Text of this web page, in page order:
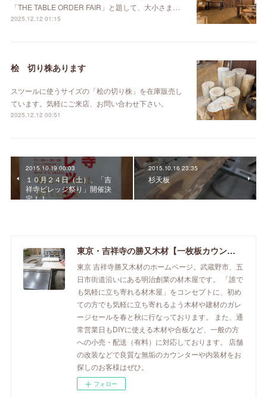
「THE TABLE ORDER FAIR」と題して、大小さま…
2025.12.12 01:15
桧 切り株あります
スツールに使うサイズの「桧の切り株」を在庫販売し
ています。気軽にご来店、お問い合わせ下さい。
2025.12.12 00:51
2015.10.19 00:03
１０月２４日（土）、「吉
祥寺ビレッジ祭り」開催決
定！！
2015.10.16 23:35
杉天板
東京・吉祥寺の勝又木材【一枚板カウンター】
東京 吉祥寺勝又木材のホームページ。武蔵野市、五
日市街道沿いにある明治創業の材木屋です。 「誰で
も気軽に立ち寄れる材木屋」をコンセプトに、初め
ての方でも気軽に立ち寄れるよう木材や建材のガレ
ージセールを春と秋に行なっております。 また、通
常営業日もDIYに使える木材や合板など、一般の方
への小売・配送（有料）に対応しております。 店舗
の改装などで良質な無垢のカウンターや内装材をお
探しのお客様はぜひ。
フォロー